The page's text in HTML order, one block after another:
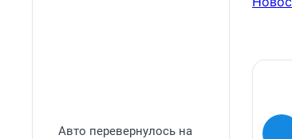
Авто перевернулось на